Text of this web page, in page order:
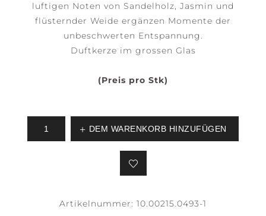
luftigen Noten von Sandelholz, Jasmin und
flüsternder Weide ergänzen Momente der
unbeschwerten Entspannung.
Duftkerze im grossen Glas
(Preis pro Stk)
DEM WARENKORB HINZUFÜGEN
Artikelnummer: 10.00215.0493-1